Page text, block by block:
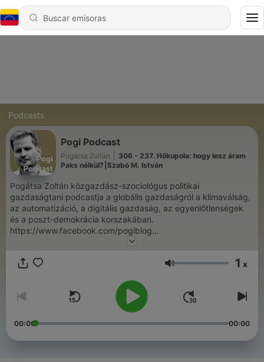
Podcasts
Pogi Podcast
Pogátsa Zoltán
306 - 237. Hőkupola: hogy lesz áram
Paks nélkül?⎮Szabó M. István
Pogátsa Zoltán közgazdász-szociológus politikai
gazdaságtani podcastja a globális gazdaságról a klímaválság,
az automatizáció, a digitális gazdaság, az egyenlőtlenségek
és a poszt-demokrácia korszakában.
https://www.facebook.com/pogiblog
https://www.patreon.com/pogipodcast
Volumen 1 x
00:00 00:00